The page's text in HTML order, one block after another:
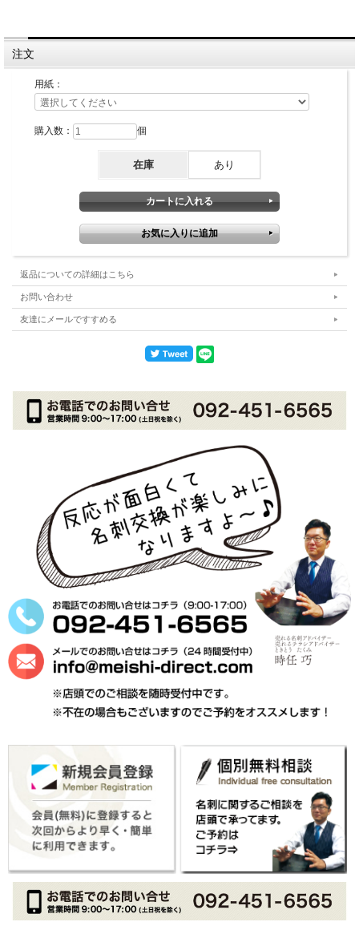
注文
用紙：
購入数： 個
在庫 あり
返品についての詳細はこちら
お問い合わせ
友達にメールですすめる